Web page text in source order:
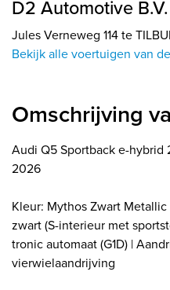
D2 Automotive B.V.
Jules Verneweg 114 te
Bekijk alle voertuigen van
Omschrijving
Audi Q5 Sportback e-hybrid
2026
Kleur: Mythos Zwart
zwart (S-interieur met
tronic automaat (G1D) |
vierwielaandrijving